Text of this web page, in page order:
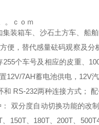
。ｃｏｍ
装箱车、 沙石土方车、船
便，替代感量砝码观察及分
255个车号及相应的皮重、
12V/7AH蓄电池供电，12V
RS-232两种连接方式；
双分度自动切换功能的改
150T、180T、200T、500T